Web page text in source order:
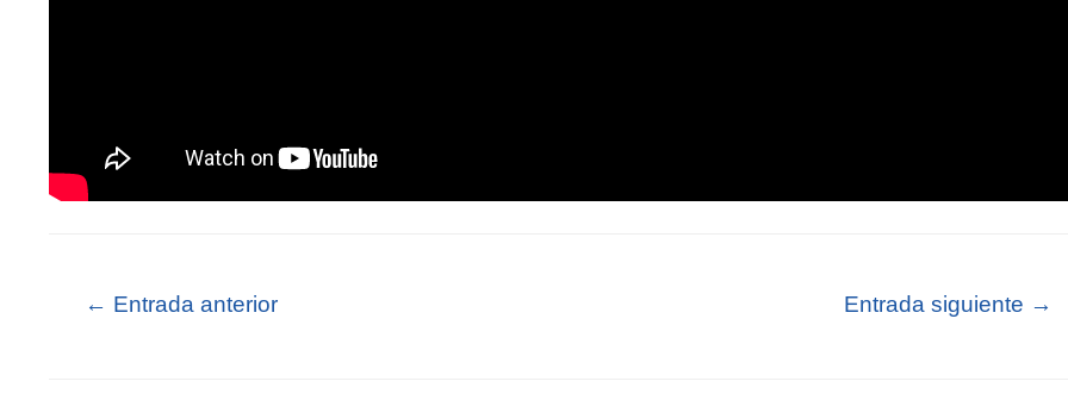
← Entrada anterior Entrada siguiente →